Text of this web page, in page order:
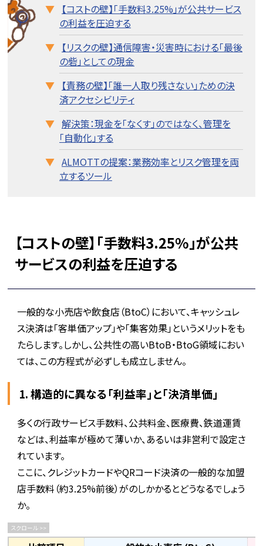
【コストの壁】「手数料3.25%」が公共サービス
の利益を圧迫する
【リスクの壁】通信障害・災害時における「最後
の砦」としての現金
【責務の壁】「誰一人取り残さない」ための決
済アクセシビリティ
解決策：現金を「なくす」のではなく、管理を
「自動化」する
ALMOTTの提案：業務効率とリスク管理を両
立するツール
【コストの壁】「手数料3.25%」が公共
サービスの利益を圧迫する
一般的な小売店や飲食店（BtoC）において、キャッシュレ
ス決済は「客単価アップ」や「集客効果」というメリットをも
たらします。しかし、公共性の高いBtoB・BtoG領域におい
ては、この方程式が必ずしも成立しません。
1. 構造的に異なる「利益率」と「決済単価」
多くの行政サービス手数料、公共料金、医療費、鉄道運賃
などは、利益率が極めて薄いか、あるいは非営利で設定さ
れています。
ここに、クレジットカードやQRコード決済の一般的な加盟
店手数料（約3.25%前後）がのしかかるとどうなるでしょう
か。